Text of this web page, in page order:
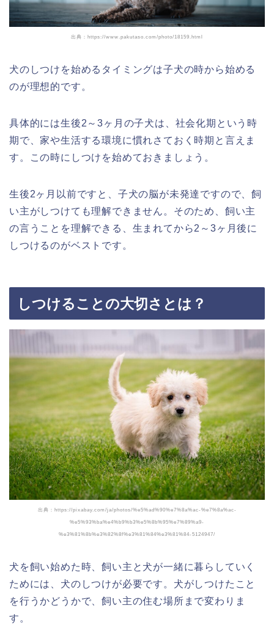
出典：https://www.pakutaso.com/photo/18159.html
犬のしつけを始めるタイミングは子犬の時から始める
のが理想的です。
具体的には生後2～3ヶ月の子犬は、社会化期という時
期で、家や生活する環境に慣れさておく時期と言えま
す。この時にしつけを始めておきましょう。
生後2ヶ月以前ですと、子犬の脳が未発達ですので、飼
い主がしつけても理解できません。そのため、飼い主
の言うことを理解できる、生まれてから2～3ヶ月後に
しつけるのがベストです。
しつけることの大切さとは？
出典：https://pixabay.com/ja/photos/%e5%ad%90%e7%8a%ac-%e7%8a%ac-
%e5%93%ba%e4%b9%b3%e5%8b%95%e7%89%a9-
%e3%81%8b%e3%82%8f%e3%81%84%e3%81%84-5124947/
犬を飼い始めた時、飼い主と犬が一緒に暮らしていく
ためには、犬のしつけが必要です。犬がしつけたこと
を行うかどうかで、飼い主の住む場所まで変わりま
す。